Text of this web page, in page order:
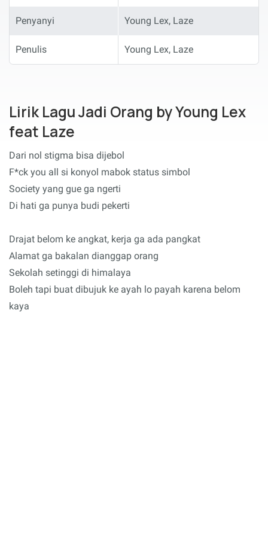
Penyanyi Young Lex, Laze
Penulis Young Lex, Laze
Lirik Lagu Jadi Orang by Young Lex
feat Laze
Dari nol stigma bisa dijebol
F*ck you all si konyol mabok status simbol
Society yang gue ga ngerti
Di hati ga punya budi pekerti
Drajat belom ke angkat, kerja ga ada pangkat
Alamat ga bakalan dianggap orang
Sekolah setinggi di himalaya
Boleh tapi buat dibujuk ke ayah lo payah karena belom
kaya